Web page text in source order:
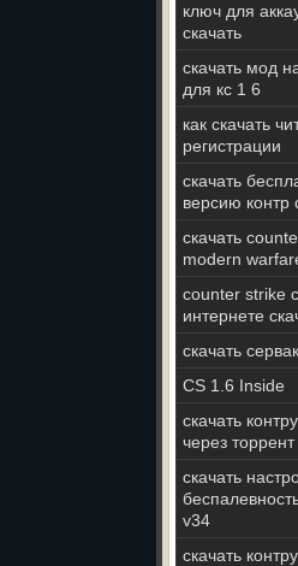
ключ для
скачать
скачать мод
для кс 1 6
как скачать
регистрации
скачать
версию контр
скачать
modern
counter strike
интернете
скачать
CS 1.6 Inside
скачать
через торрент
скачать
v34
скачать